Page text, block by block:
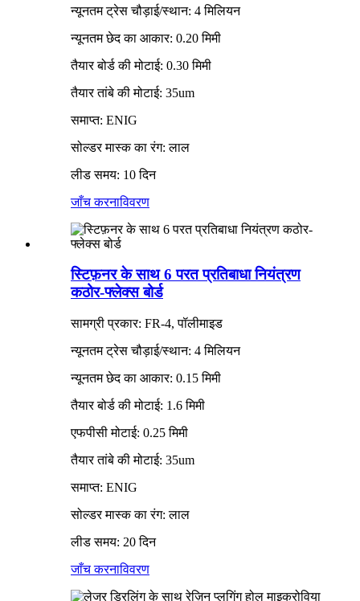
न्यूनतम ट्रेस चौड़ाई/स्थान: 4 मिलियन
न्यूनतम छेद का आकार: 0.20 मिमी
तैयार बोर्ड की मोटाई: 0.30 मिमी
तैयार तांबे की मोटाई: 35um
समाप्त: ENIG
सोल्डर मास्क का रंग: लाल
लीड समय: 10 दिन
जाँच करनाविवरण
स्टिफ़नर के साथ 6 परत प्रतिबाधा नियंत्रण
कठोर-फ्लेक्स बोर्ड
सामग्री प्रकार: FR-4, पॉलीमाइड
न्यूनतम ट्रेस चौड़ाई/स्थान: 4 मिलियन
न्यूनतम छेद का आकार: 0.15 मिमी
तैयार बोर्ड की मोटाई: 1.6 मिमी
एफपीसी मोटाई: 0.25 मिमी
तैयार तांबे की मोटाई: 35um
समाप्त: ENIG
सोल्डर मास्क का रंग: लाल
लीड समय: 20 दिन
जाँच करनाविवरण